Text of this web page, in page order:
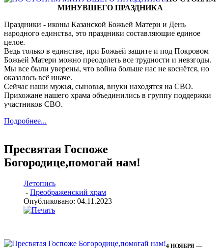
МИНУВШЕГО ПРАЗДНИКА
Праздники - иконы Казанской Божьей Матери и День
народного единства, это праздники составляющие единое
целое.
Ведь только в единстве, при Божьей защите и под Покровом
Божьей Матери можно преодолеть все трудности и невзгоды.
Мы все были уверены, что война больше нас не коснётся, но
оказалось всё иначе.
Сейчас наши мужья, сыновья, внуки находятся на СВО.
Прихожане нашего храма объединились в группу поддержки
участников СВО.
Подробнее...
Пресвятая Госпоже
Богородице,помогай нам!
Летопись
- Преображенский храм
Опубликовано: 04.11.2023
4 НОЯБРЯ —